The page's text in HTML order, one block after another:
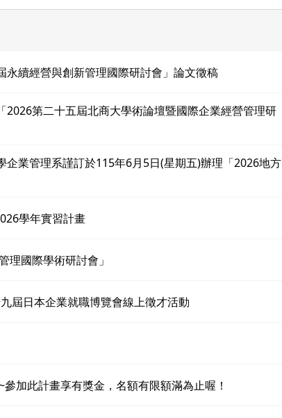
永續經營與創新管理國際研討會」論文徵稿
2026第二十五屆北商大學術論壇暨國際企業經營管理研
企業管理系謹訂於115年6月5日(星期五)辦理「2026地方
學年實習計畫
理國際學術研討會」
屆日本企業就職博覽會線上徵才活動
加此計畫享有獎金，名額有限額滿為止喔！